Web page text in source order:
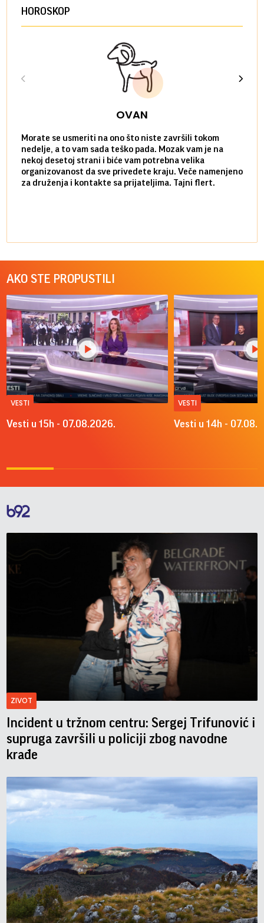
HOROSKOP
OVAN
Morate se usmeriti na ono što niste završili tokom
nedelje, a to vam sada teško pada. Mozak vam je na
nekoj desetoj strani i biće vam potrebna velika
organizovanost da sve privedete kraju. Veče namenjeno
za druženja i kontakte sa prijateljima. Tajni flert.
AKO STE PROPUSTILI
VESTI
Vesti u 15h - 07.08.2026.
VESTI
Vesti u 14h -
ZIVOT
Incident u tržnom centru: Sergej Trifunović i
supruga završili u policiji zbog navodne
krađe